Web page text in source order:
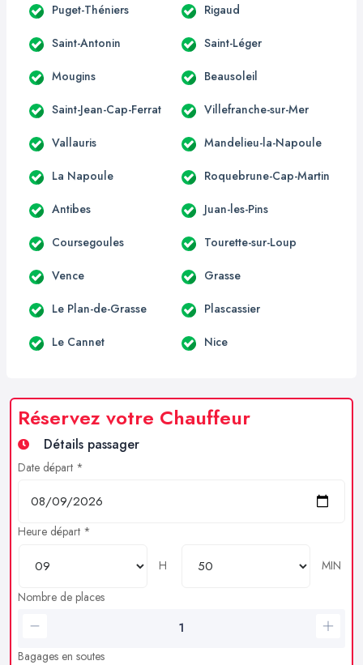
Puget-Théniers Rigaud
Saint-Antonin Saint-Léger
Mougins Beausoleil
Saint-Jean-Cap-Ferrat Villefranche-sur-Mer
Vallauris Mandelieu-la-Napoule
La Napoule Roquebrune-Cap-Martin
Antibes Juan-les-Pins
Coursegoules Tourette-sur-Loup
Vence Grasse
Le Plan-de-Grasse Plascassier
Le Cannet Nice
Réservez votre Chauffeur
Détails passager
Date départ *
Heure départ *
H
MIN
Nombre de places
Bagages en soutes